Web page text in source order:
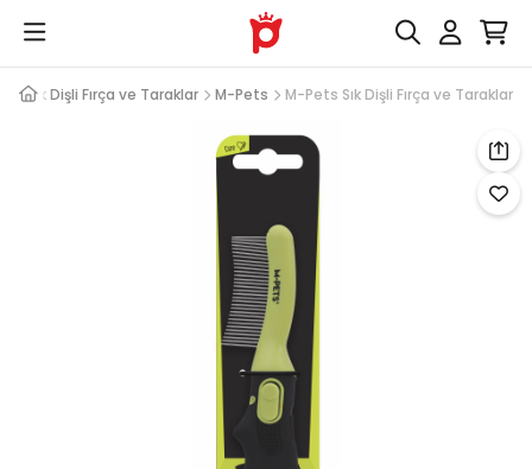
Sık Dişli Fırça ve Taraklar M-Pets M-Pets Sık Dişli Fırça ve Taraklar